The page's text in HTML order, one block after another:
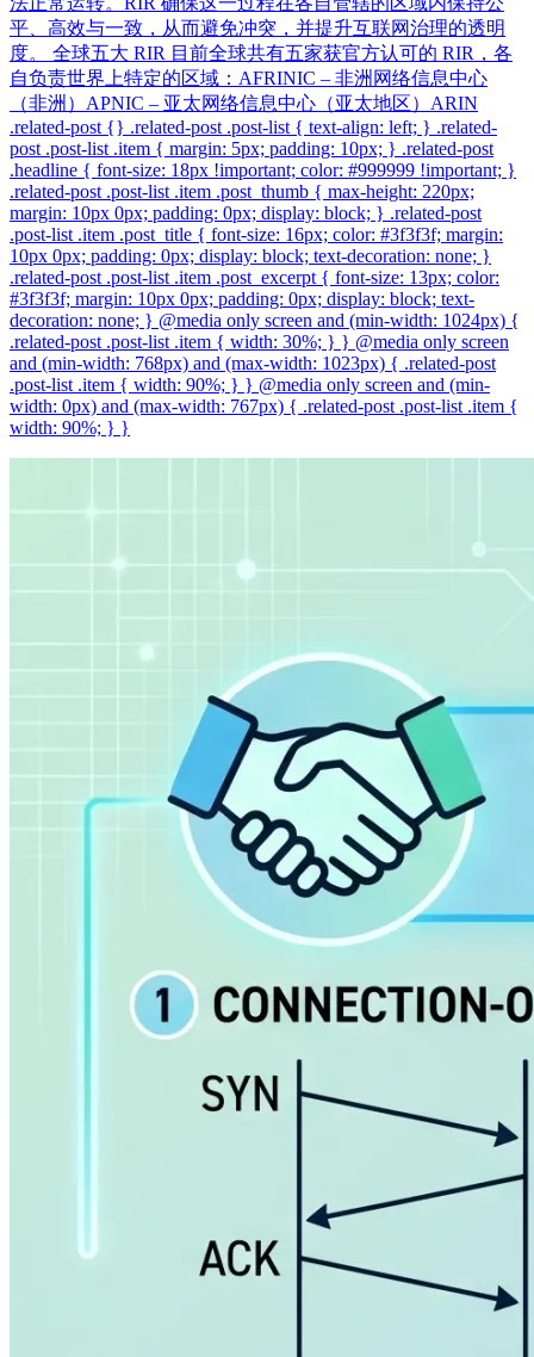
平、高效与一致，从而避免冲突，并提升互联网治理的透明
度。 全球五大 RIR 目前全球共有五家获官方认可的 RIR，各
自负责世界上特定的区域：AFRINIC – 非洲网络信息中心
（非洲）APNIC – 亚太网络信息中心（亚太地区）ARIN
.related-post {} .related-post .post-list { text-align: left; } .related-
post .post-list .item { margin: 5px; padding: 10px; } .related-post
.headline { font-size: 18px !important; color: #999999 !important; }
.related-post .post-list .item .post_thumb { max-height: 220px;
margin: 10px 0px; padding: 0px; display: block; } .related-post
.post-list .item .post_title { font-size: 16px; color: #3f3f3f; margin:
10px 0px; padding: 0px; display: block; text-decoration: none; }
.related-post .post-list .item .post_excerpt { font-size: 13px; color:
#3f3f3f; margin: 10px 0px; padding: 0px; display: block; text-
decoration: none; } @media only screen and (min-width: 1024px) {
.related-post .post-list .item { width: 30%; } } @media only screen
and (min-width: 768px) and (max-width: 1023px) { .related-post
.post-list .item { width: 90%; } } @media only screen and (min-
width: 0px) and (max-width: 767px) { .related-post .post-list .item {
width: 90%; } }